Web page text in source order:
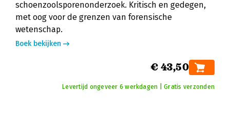
schoenzoolsporenonderzoek. Kritisch en gedegen,
met oog voor de grenzen van forensische
wetenschap.
Boek bekijken
€ 43,50
Levertijd ongeveer 6 werkdagen | Gratis verzonden